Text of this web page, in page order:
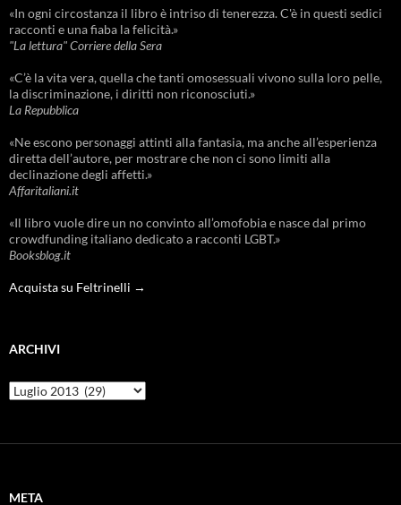
«In ogni circostanza il libro è intriso di tenerezza. C'è in questi sedici
racconti e una fiaba la felicità.»
"La lettura" Corriere della Sera
«C’è la vita vera, quella che tanti omosessuali vivono sulla loro pelle,
la discriminazione, i diritti non riconosciuti.»
La Repubblica
«Ne escono personaggi attinti alla fantasia, ma anche all’esperienza
diretta dell’autore, per mostrare che non ci sono limiti alla
declinazione degli affetti.»
Affaritaliani.it
«Il libro vuole dire un no convinto all’omofobia e nasce dal primo
crowdfunding italiano dedicato a racconti LGBT.»
Booksblog.it
Acquista su Feltrinelli →
ARCHIVI
Archivi
META